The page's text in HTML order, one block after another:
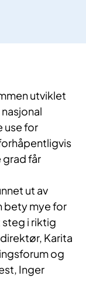
utviklet
use for
grad får
ut av
bety mye for
i riktig
Karita
og
Inger